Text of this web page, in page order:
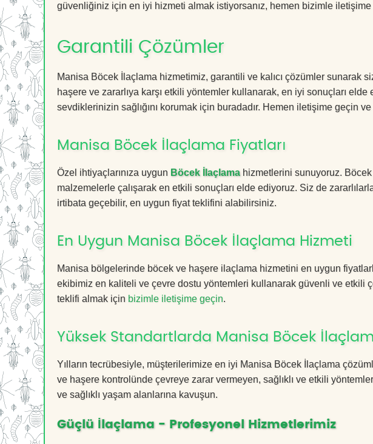
güvenliğiniz için en iyi hizmeti almak istiyorsanız, hemen bizimle
Garantili Çözümler
Manisa Böcek İlaçlama hizmetimiz, garantili ve kalıcı çözümler sunarak
haşere ve zararlıya karşı etkili yöntemler kullanarak, en iyi sonuçları
sevdiklerinizin sağlığını korumak için buradadır. Hemen iletişime geçin
Manisa Böcek İlaçlama Fiyatları
Özel ihtiyaçlarınıza uygun Böcek İlaçlamahizmetlerini sunuyoruz.
malzemelerle çalışarak en etkili sonuçları elde ediyoruz. Siz de
irtibata geçebilir, en uygun fiyat teklifini alabilirsiniz.
En Uygun Manisa Böcek İlaçlama Hizmeti
Manisa bölgelerinde böcek ve haşere ilaçlama hizmetini en uygun
ekibimiz en kaliteli ve çevre dostu yöntemleri kullanarak güvenli ve etkili
teklifi almak için bizimle iletişime geçin.
Yüksek Standartlarda Manisa Böcek
Yılların tecrübesiyle, müşterilerimize en iyi Manisa Böcek İlaçlama
ve haşere kontrolünde çevreye zarar vermeyen, sağlıklı ve etkili
ve sağlıklı yaşam alanlarına kavuşun.
Güçlü İlaçlama - Profesyonel Hizmetlerimiz